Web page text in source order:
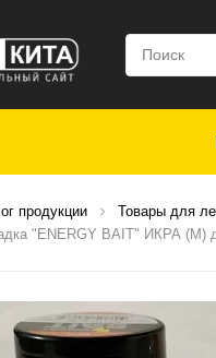
продукции Товары для
"ENERGY BAIT" ИКРА (M)